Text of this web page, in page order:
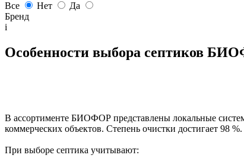
Все
Нет
Да
Бренд
i
Особенности выбора септиков
В ассортименте БИОФОР представлены локальные
коммерческих объектов. Степень очистки достигает 98
При выборе септика учитывают: